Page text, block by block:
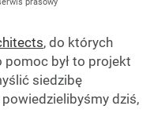
, do których
pomoc był to projekt
siedzibę
dziś,